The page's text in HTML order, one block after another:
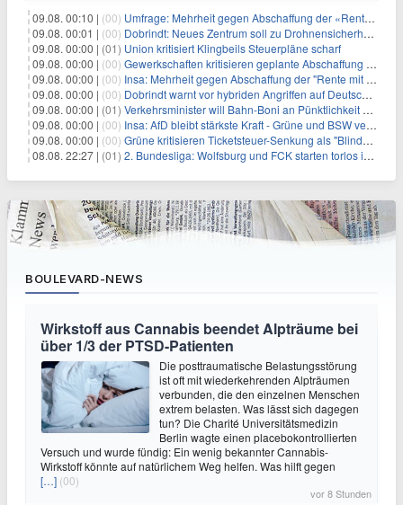
09.08. 00:10 | (00) Umfrage: Mehrheit gegen Abschaffung der «Rente mit 63»
09.08. 00:01 | (00) Dobrindt: Neues Zentrum soll zu Drohnensicherheit forschen
09.08. 00:00 | (01) Union kritisiert Klingbeils Steuerpläne scharf
09.08. 00:00 | (00) Gewerkschaften kritisieren geplante Abschaffung der "Rente mit 63"
09.08. 00:00 | (00) Insa: Mehrheit gegen Abschaffung der "Rente mit 63"
09.08. 00:00 | (00) Dobrindt warnt vor hybriden Angriffen auf Deutschland
09.08. 00:00 | (01) Verkehrsminister will Bahn-Boni an Pünktlichkeit koppeln
09.08. 00:00 | (00) Insa: AfD bleibt stärkste Kraft - Grüne und BSW verlieren
09.08. 00:00 | (00) Grüne kritisieren Ticketsteuer-Senkung als "Blindflug"
08.08. 22:27 | (01) 2. Bundesliga: Wolfsburg und FCK starten torlos in die Saison
BOULEVARD-NEWS
Wirkstoff aus Cannabis beendet Alpträume bei
über 1/3 der PTSD-Patienten
Die posttraumatische Belastungsstörung
ist oft mit wiederkehrenden Alpträumen
verbunden, die den einzelnen Menschen
extrem belasten. Was lässt sich dagegen
tun? Die Charité Universitätsmedizin
Berlin wagte einen placebokontrollierten
Versuch und wurde fündig: Ein wenig bekannter Cannabis-
Wirkstoff könnte auf natürlichem Weg helfen. Was hilft gegen
[…] (00)
vor 8 Stunden